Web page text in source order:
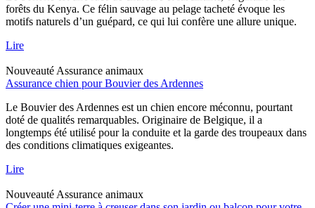
forêts du Kenya. Ce félin sauvage au pelage tacheté évoque les
motifs naturels d’un guépard, ce qui lui confère une allure unique.
Lire
Nouveauté Assurance animaux
Assurance chien pour Bouvier des Ardennes
Le Bouvier des Ardennes est un chien encore méconnu, pourtant
doté de qualités remarquables. Originaire de Belgique, il a
longtemps été utilisé pour la conduite et la garde des troupeaux dans
des conditions climatiques exigeantes.
Lire
Nouveauté Assurance animaux